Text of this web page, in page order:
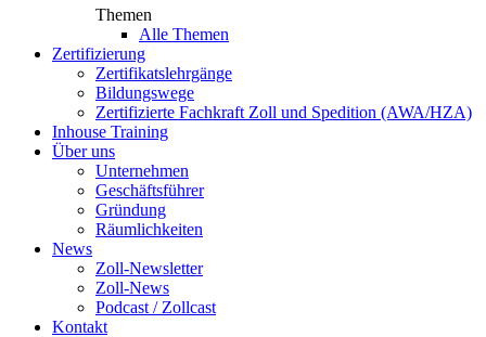
Themen
Alle Themen
Zertifizierung
Zertifikatslehrgänge
Bildungswege
Zertifizierte Fachkraft Zoll und Spedition (AWA/HZA)
Inhouse Training
Über uns
Unternehmen
Geschäftsführer
Gründung
Räumlichkeiten
News
Zoll-Newsletter
Zoll-News
Podcast / Zollcast
Kontakt